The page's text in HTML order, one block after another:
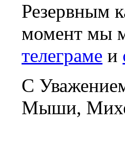
Резервным
момент мы
телеграме и
С
Мыши,